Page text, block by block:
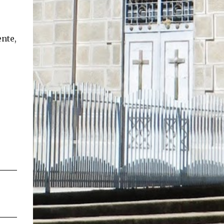
En concreto, las personas podrán acceder a
su carnet y/o pasaporte en una aplicación
móvil del Registro Civil, la cual estará
disponible en iOS y Android. El director del
Registro Civil, Omar Morales, detalló que
"quien renueve a partir del 16 de diciembre,
va a poder sacar cédula de identidad digital
y pasaporte digital. Van a tener la
funcionalidad en su celular a partir de una
app especial, que va a permitir que a través
de pruebas de vida se asegure que la
persona es quien dice ser". Morales también
detalló, en el matinal "Mucho Gusto" de
Mega, las importantes medidas de
seguridad ...